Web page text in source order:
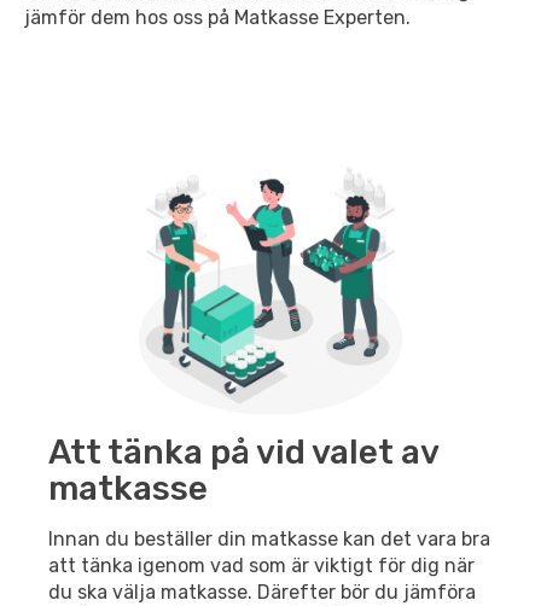
jämför dem hos oss på Matkasse Experten.
Att tänka på vid valet av
matkasse
Innan du beställer din matkasse kan det vara bra
att tänka igenom vad som är viktigt för dig när
du ska välja matkasse. Därefter bör du jämföra